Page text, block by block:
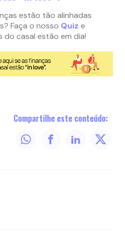
estão tão alinhadas
Faça o nosso Quiz e
do casal estão em dia!
Compartilhe este conteúdo: